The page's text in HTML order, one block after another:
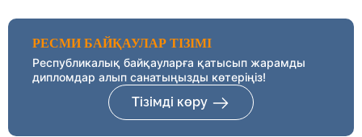
РЕСМИ БАЙҚАУЛАР ТІЗІМІ
Республикалық байқауларға қатысып жарамды
дипломдар алып санатыңызды көтеріңіз!
Тізімді көру